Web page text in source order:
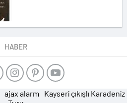
HABER
ajax alarm
Kayseri çıkışlı Karadeniz